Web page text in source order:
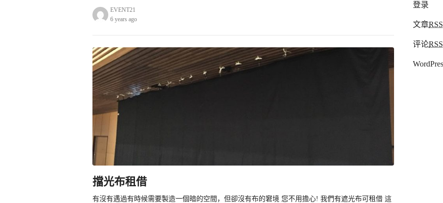
EVENT21
6 years ago
擋光布租借
有沒有遇過有時候需要製造一個暗的空間，但卻沒有布的窘境 您不用擔心! 我們有遮光布可租借 這
登录
文章RSS
评论RSS